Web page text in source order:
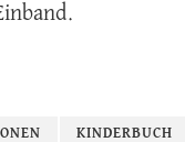
KINDERBUCH